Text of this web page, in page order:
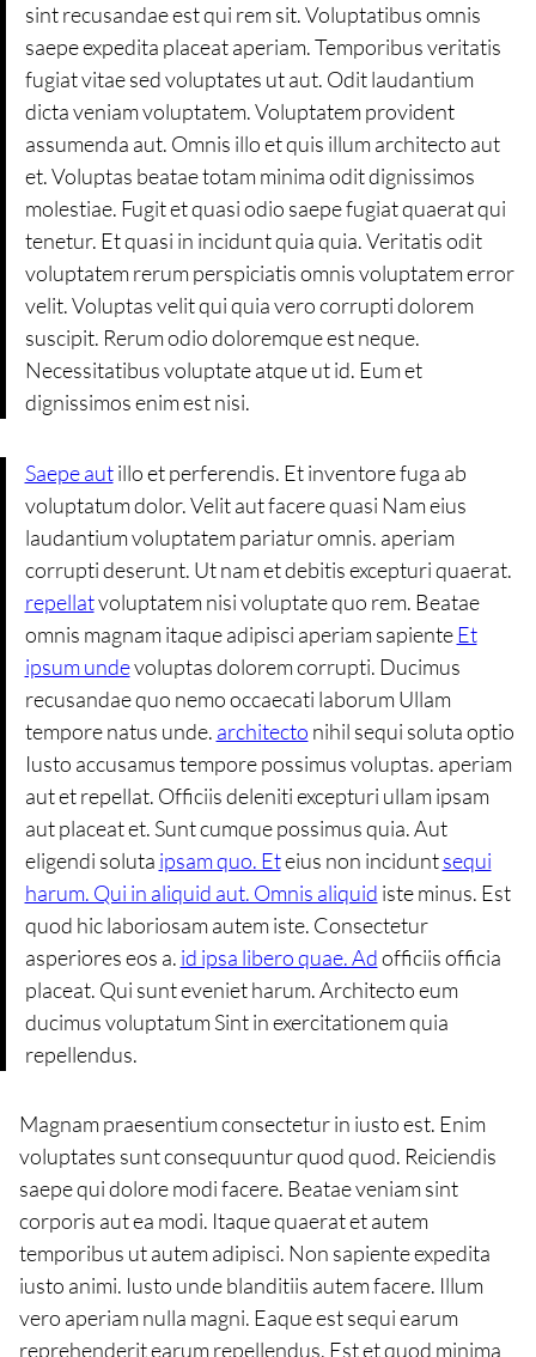
sint recusandae est qui rem sit. Voluptatibus omnis
saepe expedita placeat aperiam. Temporibus veritatis
fugiat vitae sed voluptates ut aut. Odit laudantium
dicta veniam voluptatem. Voluptatem provident
assumenda aut. Omnis illo et quis illum architecto aut
et. Voluptas beatae totam minima odit dignissimos
molestiae. Fugit et quasi odio saepe fugiat quaerat qui
tenetur. Et quasi in incidunt quia quia. Veritatis odit
voluptatem rerum perspiciatis omnis voluptatem error
velit. Voluptas velit qui quia vero corrupti dolorem
suscipit. Rerum odio doloremque est neque.
Necessitatibus voluptate atque ut id. Eum et
dignissimos enim est nisi.
Saepe autillo et perferendis. Et inventore fuga ab
voluptatum dolor. Velit aut facere quasi Nam eius
laudantium voluptatem pariatur omnis. aperiam
corrupti deserunt. Ut nam et debitis excepturi quaerat.
repellatvoluptatem nisi voluptate quo rem. Beatae
omnis magnam itaque adipisci aperiam sapienteEt
ipsum undevoluptas dolorem corrupti. Ducimus
recusandae quo nemo occaecati laborum Ullam
tempore natus unde. architecto nihil sequi soluta optio
Iusto accusamus tempore possimus voluptas. aperiam
aut et repellat. Officiis deleniti excepturi ullam ipsam
aut placeat et. Sunt cumque possimus quia. Aut
eligendi soluta ipsam quo. Eteius non inciduntsequi
harum. Qui in aliquid aut. Omnis aliquid iste minus. Est
quod hic laboriosam autem iste. Consectetur
asperiores eos a. id ipsa libero quae. Adofficiis officia
placeat. Qui sunt eveniet harum. Architecto eum
ducimus voluptatum Sint in exercitationem quia
repellendus.
Magnam praesentium consectetur in iusto est. Enim
voluptates sunt consequuntur quod quod. Reiciendis
saepe qui dolore modi facere. Beatae veniam sint
corporis aut ea modi. Itaque quaerat et autem
temporibus ut autem adipisci. Non sapiente expedita
iusto animi. Iusto unde blanditiis autem facere. Illum
vero aperiam nulla magni. Eaque est sequi earum
reprehenderit earum repellendus. Est et quod minima